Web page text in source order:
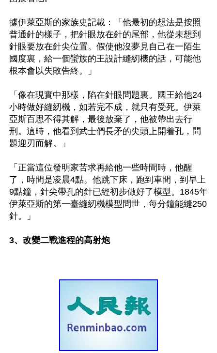
據伊萊亞斯的家族史記載：「他最初的想法是按照
普通針的樣子，把針眼放在針的尾部，他從未想到
針眼要放在針尖位置。假使他沒夢見自己在一陌生
國度裏，給一個蠻族的王設計縫紉機的話，可能他
根本會以失敗告終。」
「像在現實中那樣，陷在針眼問題裏。國王給他24
小時做好縫紉機，如若完不成，就只有受死。伊萊
亞斯百思不得其解，最後放棄了，他被帶出去行
刑。這時，他看到武士們長矛的尖頭上開着孔，問
題迎刃而解。」
「正當這位發明家苦求再給他一些時間時，他醒
了，時間是凌晨4點。他跳下床，跑到車間，到早上
9點鐘，針尖帶孔的針已經初步做好了模型。1845年
伊萊亞斯的第一臺縫紉機模型問世，每分鐘能縫250
針。」
3、改變二戰進程的高射炮